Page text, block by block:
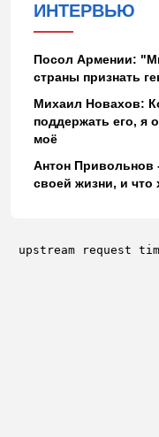
ИНТЕРВЬЮ
Посол Армении:
страны признать
Михаил Новахов:
поддержать его, я
моё
Антон Привольнов
своей жизни, и что